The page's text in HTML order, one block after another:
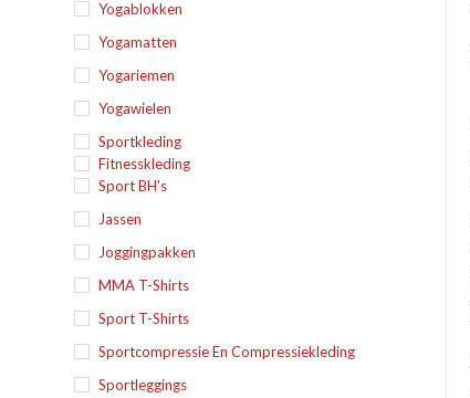
Yogablokken
Yogamatten
Yogariemen
Yogawielen
Sportkleding
Fitnesskleding
Sport BH's
Jassen
Joggingpakken
MMA T-Shirts
Sport T-Shirts
Sportcompressie En Compressiekleding
Sportleggings